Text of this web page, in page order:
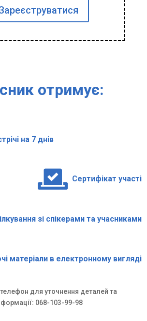
отримує:
на 7 днів
 Сертифікат участі
зі спікерами та учасниками
матеріали в електронному вигляді
для уточнення деталей та
068-103-99-98